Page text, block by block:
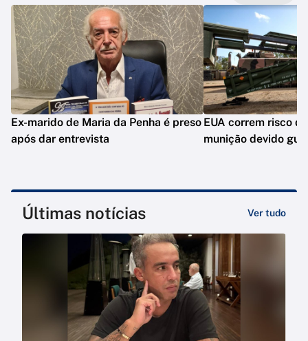
Ex-marido de Maria da Penha é preso
após dar entrevista
EUA correm risco
munição devido
Últimas notícias Ver tudo